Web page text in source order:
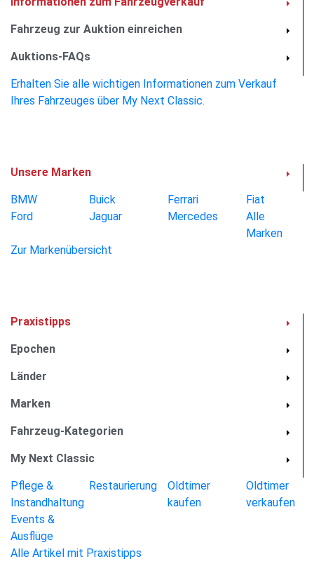
Essentials
Modell-Bezeichnung
Karosserieform
Anzahl Vorbesitzer
Farbe außen
Privat/Gewerblich
privat
Fahrgestellnummer
GAN6UL226618G
Material Innenausstattung
KW
Nächste HU fällig
September 2027
Fahrzeug zur Auktion einreichen
Auktions-FAQs
Erhalten Sie alle wichtigen Informationen zum Verkauf
Ihres Fahrzeuges über My Next Classic.
Unsere Marken
BMW Buick Ferrari
Fiat
Ford
Jaguar Mercedes
Alle
Marken
Zur Markenübersicht
Praxistipps
Epochen
Länder
Marken
Fahrzeug-Kategorien
My Next Classic
Pflege &
Instandhaltung
Restaurierung
Oldtimer
kaufen
Oldtimer
verkaufen
Events &
Ausflüge
Alle Artikel mit Praxistipps